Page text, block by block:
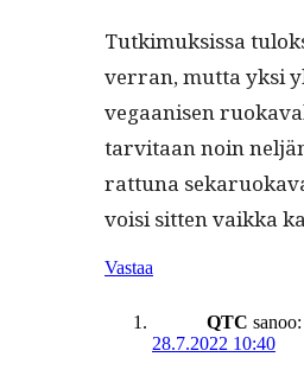
Tutkimuk­sis­sa
ver­ran, mut­ta yksi
veg­aanisen
tarvi­taan noin
rat­tuna
voisi sit­ten vaik­ka
Vastaa
QTC sanoo:
28.7.2022 10:40